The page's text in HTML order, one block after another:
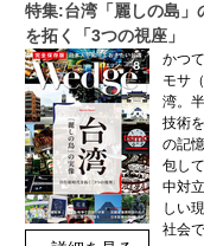
特集:台湾「麗しの島
を拓く「3つの視座」
かつ
モサ
湾。
技術
の記
包し
中対
しい
社会